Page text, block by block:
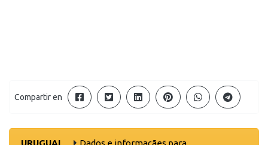
Compartir en
URUGUAI Dados e informaçães para ..